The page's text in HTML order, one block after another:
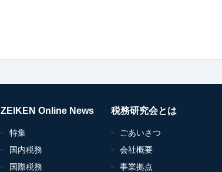
ZEIKEN Online News
特集
国内税務
国際税務
税務研究会とは
ごあいさつ
会社概要
事業拠点